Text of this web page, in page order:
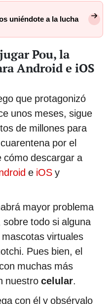
uniéndote a la lucha
Pou, la
Android e iOS
que protagonizó
unos meses, sigue
de millones para
por el
cómo descargar a
e iOS y
mayor problema
todo si alguna
virtuales
Pues bien, el
muchas más
nuestro celular.
con él y obsérvalo